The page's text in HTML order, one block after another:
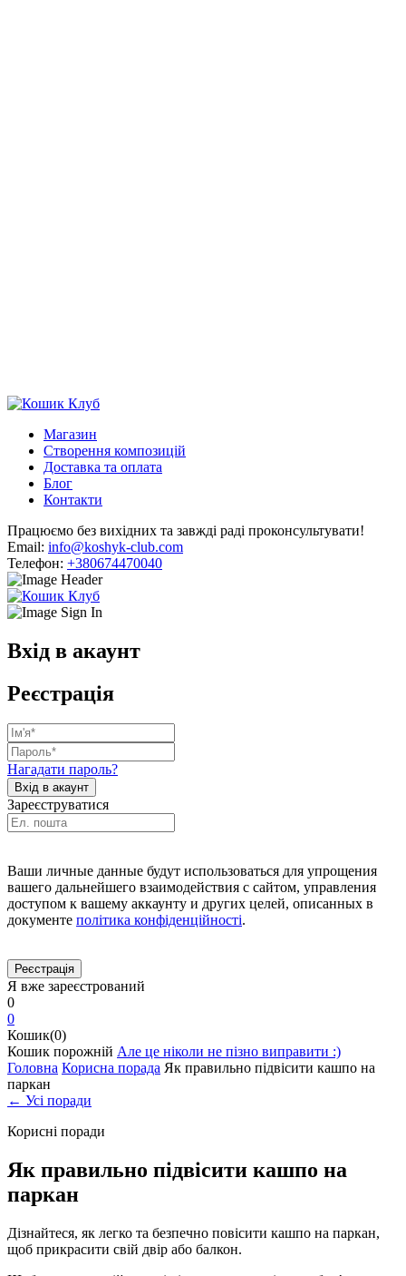
Магазин
Створення композицій
Доставка та оплата
Блог
Контакти
Працюємо без вихідних та завжді раді проконсультувати!
Email: info@koshyk-club.com
Телефон: +380674470040
Вхід в акаунт
Реєстрація
Нагадати пароль?
Зареєструватися
Ваши личные данные будут использоваться для упрощения
вашего дальнейшего взаимодействия с сайтом, управления
доступом к вашему аккаунту и других целей, описанных в
документе політика конфіденційності.
Я вже зареєстрований
0
0
Кошик(0)
Кошик порожній Але це ніколи не пізно виправити :)
Головна Корисна порада Як правильно підвісити кашпо на
паркан
← Усі поради
Корисні поради
Як правильно підвісити кашпо на
паркан
Дізнайтеся, як легко та безпечно повісити кашпо на паркан,
щоб прикрасити свій двір або балкон.